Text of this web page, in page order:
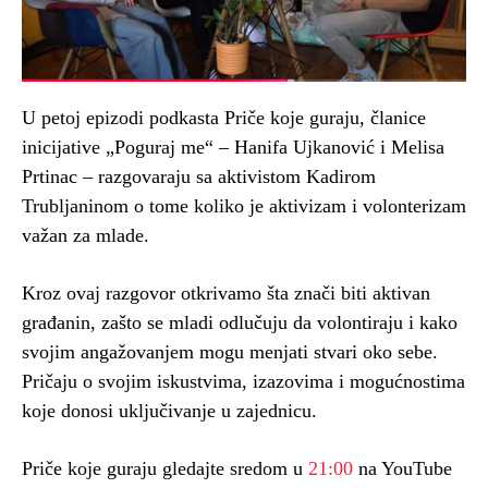
U petoj epizodi podkasta Priče koje guraju, članice
inicijative „Poguraj me“ – Hanifa Ujkanović i Melisa
Prtinac – razgovaraju sa aktivistom Kadirom
Trubljaninom o tome koliko je aktivizam i volonterizam
važan za mlade.
Kroz ovaj razgovor otkrivamo šta znači biti aktivan
građanin, zašto se mladi odlučuju da volontiraju i kako
svojim angažovanjem mogu menjati stvari oko sebe.
Pričaju o svojim iskustvima, izazovima i mogućnostima
koje donosi uključivanje u zajednicu.
Priče koje guraju gledajte sredom u 21:00 na YouTube